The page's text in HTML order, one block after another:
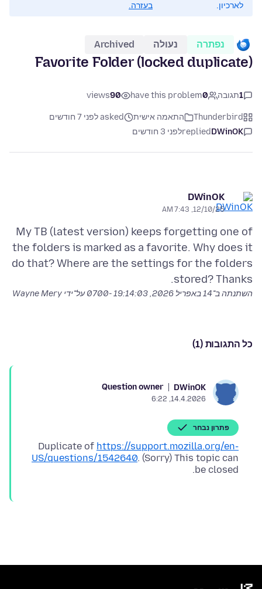
לארכיון.
בעזרה.
נפתרה נעולה Archived
Favorite Folder (locked duplicate)
1תגובה 0
have this problem
90
views
Thunderbird התאמה אישית
asked לפני 7 חודשים
DWinOK
repliedלפני 3 חודשים
DWinOK
12/10/25, 7:43 AM
My TB (latest version) keeps forgetting one of
the folders is marked as a favorite. Why does it
do that? Where are the settings for the folders
stored? Thanks.
השתנתה ב־14 באפריל 2026, 19:14:03 -0700 על־ידי Wayne Mery
כל התגובות (1)
DWinOK
Question owner
14.4.2026, 6:22
פתרון נבחר
Duplicate of https://support.mozilla.org/en-
US/questions/1542640. (Sorry) This topic can
be closed.